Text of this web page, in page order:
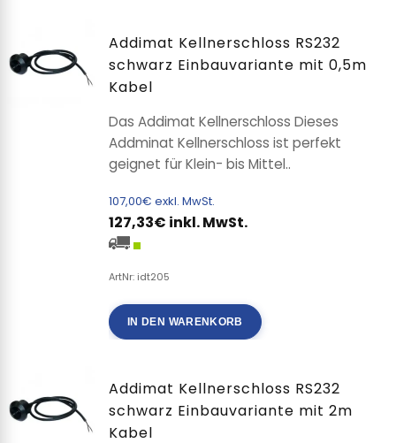
Addimat Kellnerschloss RS232
schwarz Einbauvariante mit 0,5m
Kabel
Das Addimat Kellnerschloss Dieses
Addminat Kellnerschloss ist perfekt
geignet für Klein- bis Mittel..
107,00€ exkl. MwSt.
127,33€ inkl. MwSt.
ArtNr: idt205
IN DEN WARENKORB
Addimat Kellnerschloss RS232
schwarz Einbauvariante mit 2m
Kabel